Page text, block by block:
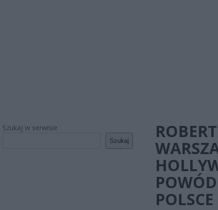
Szukaj w serwisie
Szukaj
POLSCE